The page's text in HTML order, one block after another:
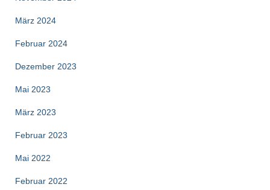
März 2024
Februar 2024
Dezember 2023
Mai 2023
März 2023
Februar 2023
Mai 2022
Februar 2022